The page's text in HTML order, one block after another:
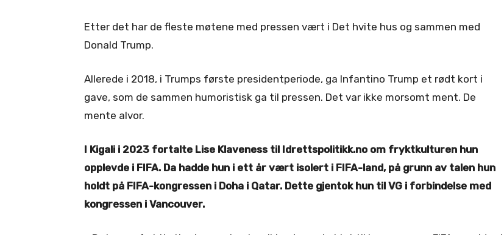
Etter det har de fleste møtene med pressen vært i Det hvite hus og sammen med
Donald Trump.
Allerede i 2018, i Trumps første presidentperiode, ga Infantino Trump et rødt kort i
gave, som de sammen humoristisk ga til pressen. Det var ikke morsomt ment. De
mente alvor.
I Kigali i 2023 fortalte Lise Klaveness til Idrettspolitikk.no om fryktkulturen hun
opplevde i FIFA. Da hadde hun i ett år vært isolert i FIFA-land, på grunn av talen hun
holdt på FIFA-kongressen i Doha i Qatar. Dette gjentok hun til VG i forbindelse med
kongressen i Vancouver.